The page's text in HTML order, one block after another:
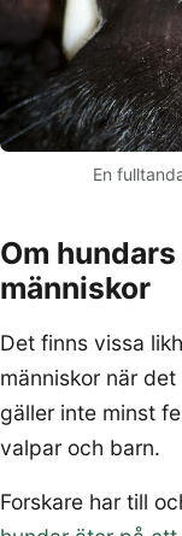
En
Om
människor
Det finns vissa
människor när
gäller inte minst
valpar och barn.
Forskare har till